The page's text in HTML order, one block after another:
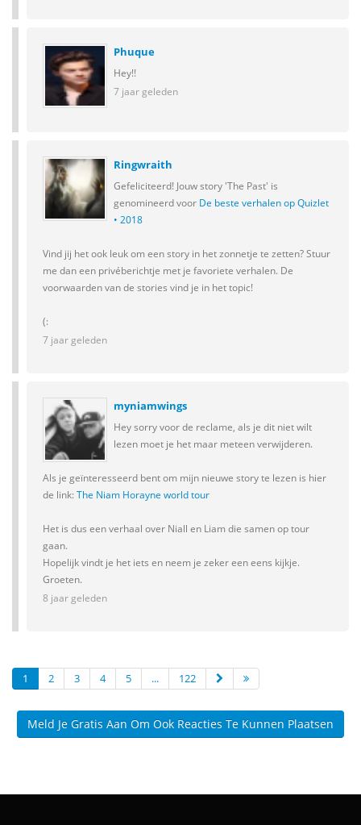
Phuque
Hey!!
7 jaar geleden
Ringwraith
Gefeliciteerd! Jouw story 'The Past' is
genomineerd voor De beste verhalen op Quizlet
• 2018
Vind jij het ook leuk om een story in het zonnetje te zetten? Stuur
me dan een privéberichtje met je favoriete verhalen. De
voorwaarden van de stories vind je in het topic!
(:
7 jaar geleden
myniamwings
Hey sorry voor de reclame, als je dit niet wilt
lezen moet je het maar meteen verwijderen.
Als je geïnteresseerd bent om mijn nieuwe story te lezen is hier
de link: The Niam Horayne world tour
Het is dus een verhaal over Niall en Liam die samen op tour
gaan.
Hopelijk vindt je het iets en neem je zeker een eens kijkje.
Groeten.
8 jaar geleden
1 2 3 4 5 ... 122
Meld Je Gratis Aan Om Ook Reacties Te Kunnen Plaatsen